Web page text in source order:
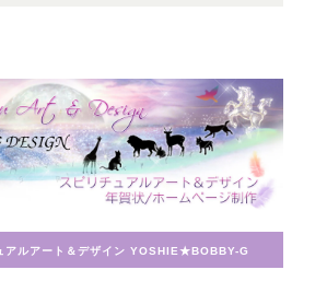
Energy／メッセージカードch.009
07/26
いただき感謝しています。 ありがとうござ
アルアート＆デザイン YOSHIE★BOBBY-G